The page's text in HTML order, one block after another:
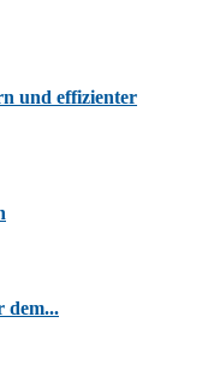
und effizienter
dem...